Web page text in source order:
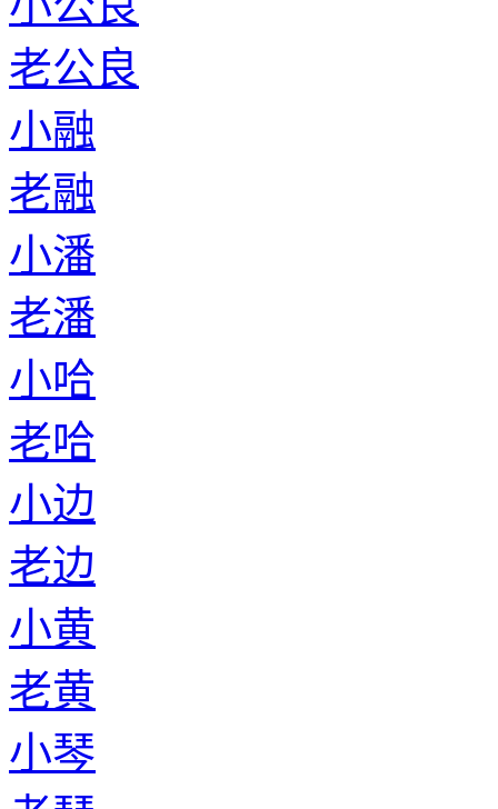
老公良
小融
老融
小潘
老潘
小哈
老哈
小边
老边
小黄
老黄
小琴